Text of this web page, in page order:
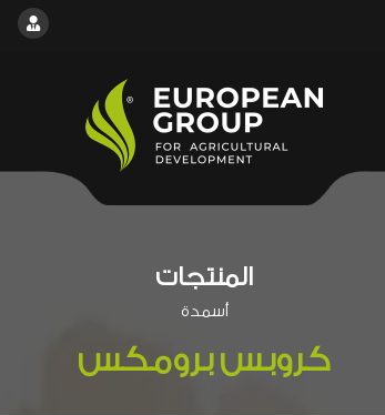
المنتجات
أسمدة
كروبس برومكس